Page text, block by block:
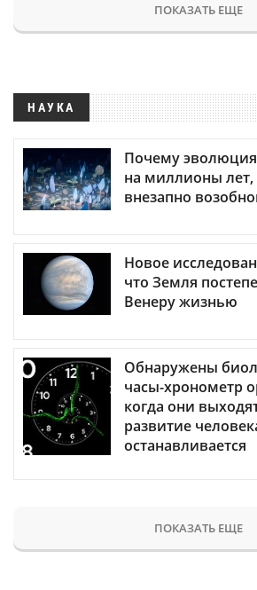
ПОКАЗАТЬ ЕЩЕ
НАУКА
Почему эволюция
на миллионы
внезапно
Новое
что Земля
Венеру жизнью
Обнаружены
часы-хронометр
когда они
развитие
останавливается
ПОКАЗАТЬ ЕЩЕ